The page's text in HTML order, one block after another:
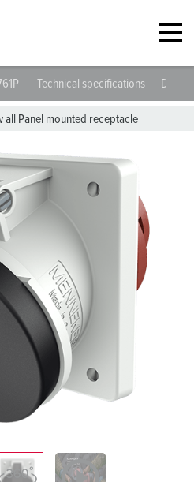
Technical specifications
all Panel mounted receptacle